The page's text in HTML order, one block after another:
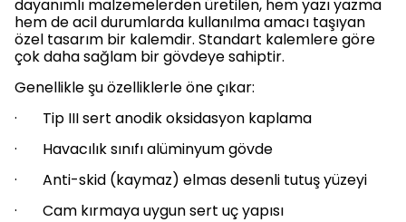
dayanımlı malzemelerden üretilen, hem yazı yazma
hem de acil durumlarda kullanılma amacı taşıyan
özel tasarım bir kalemdir. Standart kalemlere göre
çok daha sağlam bir gövdeye sahiptir.
Genellikle şu özelliklerle öne çıkar:
· Tip III sert anodik oksidasyon kaplama
· Havacılık sınıfı alüminyum gövde
· Anti-skid (kaymaz) elmas desenli tutuş yüzeyi
· Cam kırmaya uygun sert uç yapısı